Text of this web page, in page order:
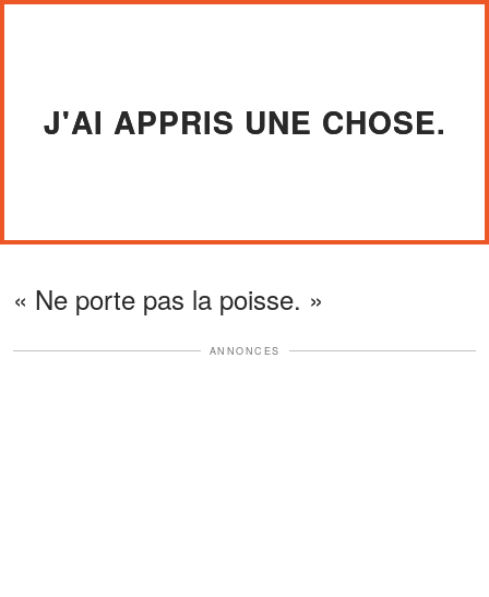
J'AI APPRIS UNE CHOSE.
« Ne porte pas la poisse. »
ANNONCES